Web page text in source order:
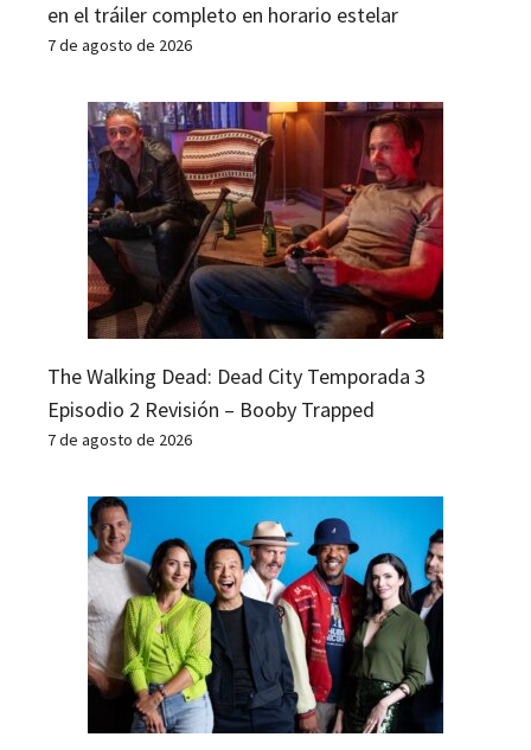
en el tráiler completo en horario estelar
7 de agosto de 2026
The Walking Dead: Dead City Temporada 3
Episodio 2 Revisión – Booby Trapped
7 de agosto de 2026